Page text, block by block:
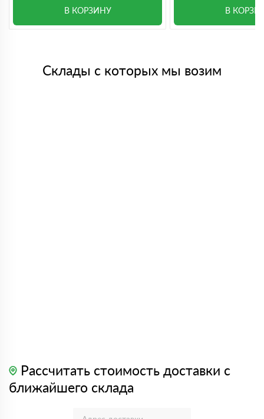
В КОРЗИНУ В
Склады с которых мы возим
Рассчитать стоимость доставки с
ближайшего склада